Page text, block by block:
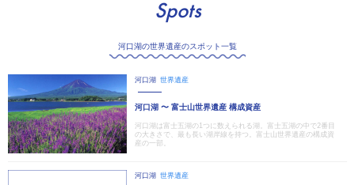
Spots
河口湖の世界遺産のスポット一覧
河口湖 世界遺産
河口湖 〜 富士山世界遺産 構成資産
河口湖は富士五湖の1つに数えられる湖。富士五湖の中で2番目
の大きさで、最も長い湖岸線を持つ。富士山世界遺産の構成資
産の一部。
河口湖 世界遺産